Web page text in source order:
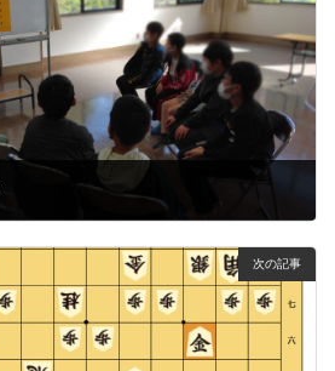
次の記事